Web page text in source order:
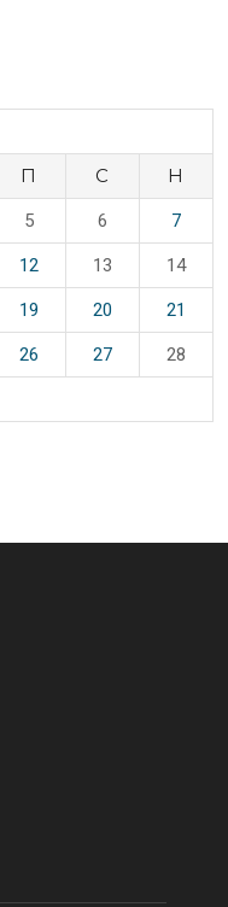
П С Н
5 6 7
12 13 14
19 20 21
26 27 28